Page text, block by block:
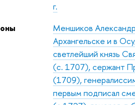
г.
Меншиков
Архангельске и в
светлейший князь
(с. 1707), сержант
(1709),
первым подписал